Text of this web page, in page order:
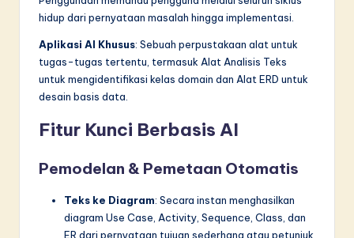
hidup dari pernyataan masalah hingga implementasi.
Aplikasi AI Khusus: Sebuah perpustakaan alat untuk
tugas-tugas tertentu, termasuk Alat Analisis Teks
untuk mengidentifikasi kelas domain dan Alat ERD untuk
desain basis data.
Fitur Kunci Berbasis AI
Pemodelan & Pemetaan Otomatis
Teks ke Diagram: Secara instan menghasilkan
diagram Use Case, Activity, Sequence, Class, dan
ER dari pernyataan tujuan sederhana atau petunjuk